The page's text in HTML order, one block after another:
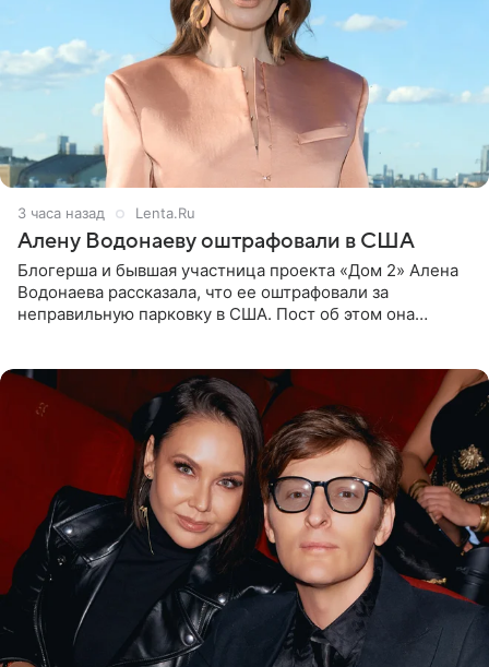
3 часа назад Lenta.Ru
Алену Водонаеву оштрафовали в США
Блогерша и бывшая участница проекта «Дом 2» Алена
Водонаева рассказала, что ее оштрафовали за
неправильную парковку в США. Пост об этом она